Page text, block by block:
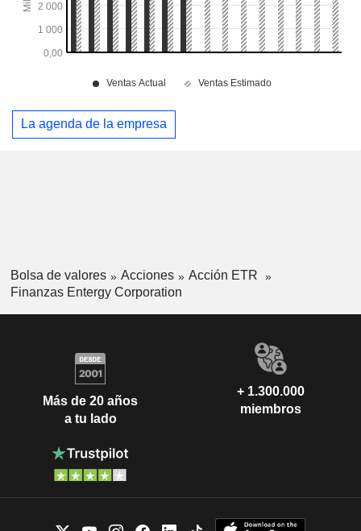
La agenda de la empresa
Bolsa de valores Acciones
Acción ETR
Finanzas Entergy Corporation
Más de 20 años
a tu lado
+ 1.300.000
miembros